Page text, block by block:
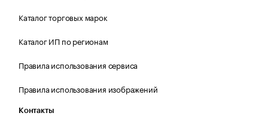
Каталог торговых марок
Каталог ИП по регионам
Правила использования сервиса
Правила использования изображений
Контакты